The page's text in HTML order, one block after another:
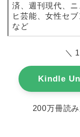
済、週刊現代、
ヒ芸能、女性セ
など
＼
Kindle
200万冊読